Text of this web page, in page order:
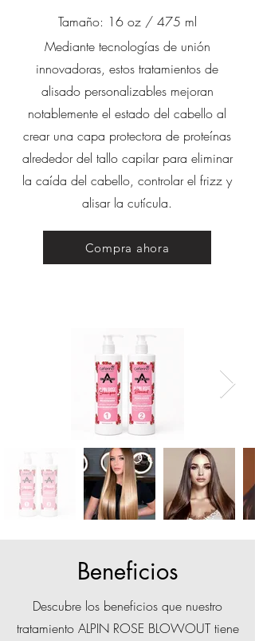
Tamaño: 16 oz / 475 ml
Mediante tecnologías de unión
innovadoras, estos tratamientos de
alisado personalizables mejoran
notablemente el estado del cabello al
crear una capa protectora de proteínas
alrededor del tallo capilar para eliminar
la caída del cabello, controlar el frizz y
alisar la cutícula.
Compra ahora
Beneficios
Descubre los beneficios que nuestro
tratamiento ALPIN ROSE BLOWOUT tiene